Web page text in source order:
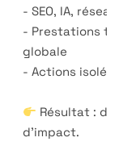
- SEO, IA,
- Prestations
globale
- Actions
Résultat :
d’impact.